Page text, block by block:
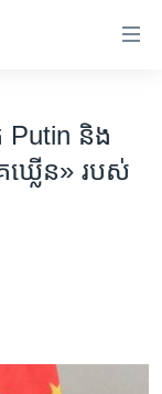
Putin និង​
ឃ្លើន» របស់​